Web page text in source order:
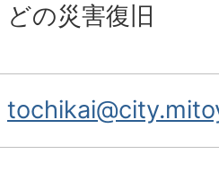
どの災害復旧